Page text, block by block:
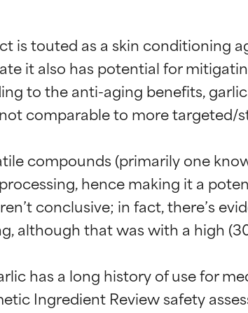
is touted as a skin conditioning
it also has potential for
to the anti-aging benefits,
comparable to more targeted/
compounds (primarily one
hence making it a
conclusive; in fact, there’s
although that was with a high
has a long history of use for
Ingredient Review safety
van ingrediënten
door onafhankelijk onderzoek.
van ingrediënten
door onafhankelijk onderzoek.